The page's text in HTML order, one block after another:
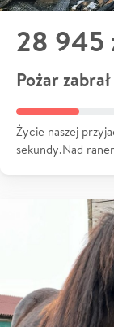
28 945
Pożar
Życie naszej
sekundy.Nad